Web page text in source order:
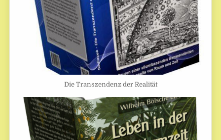
Die Transzendenz der Realität